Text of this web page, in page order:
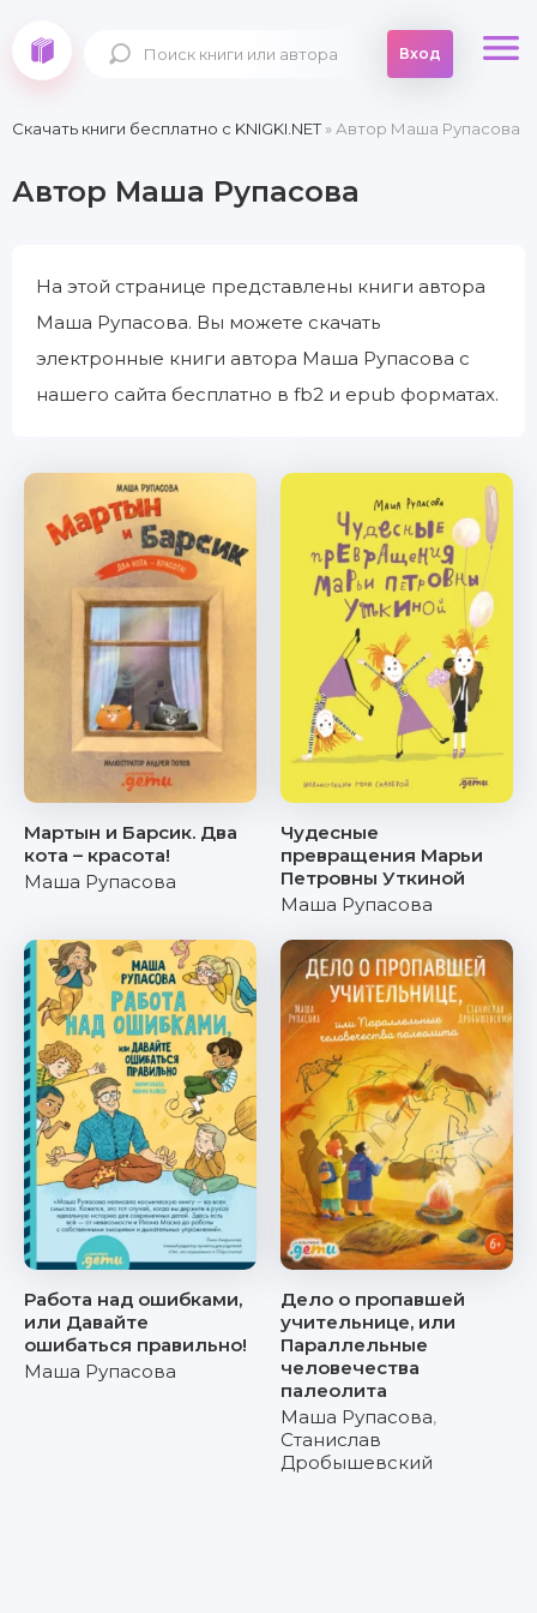
Вход
Скачать книги бесплатно c KNIGKI.NET» Автор Маша Рупасова
Автор Маша Рупасова
На этой странице представлены книги автора
Маша Рупасова. Вы можете скачать
электронные книги автора Маша Рупасова с
нашего сайта бесплатно в fb2 и epub форматах.
Мартын и Барсик. Два
кота – красота!
Маша Рупасова
Чудесные
превращения Марьи
Петровны Уткиной
Маша Рупасова
Работа над ошибками,
или Давайте
ошибаться правильно!
Маша Рупасова
Дело о пропавшей
учительнице, или
Параллельные
человечества
палеолита
Маша Рупасова,
Станислав
Дробышевский